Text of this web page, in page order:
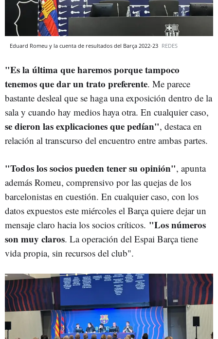
Eduard Romeu y la cuenta de resultados del Barça 2022-23 REDES
"Es la última que haremos porque tampoco
tenemos que dar un trato preferente. Me parece
bastante desleal que se haga una exposición dentro de la
sala y cuando hay medios haya otra. En cualquier caso,
se dieron las explicaciones que pedían", destaca en
relación al transcurso del encuentro entre ambas partes.
"Todos los socios pueden tener su opinión", apunta
además Romeu, comprensivo por las quejas de los
barcelonistas en cuestión. En cualquier caso, con los
datos expuestos este miércoles el Barça quiere dejar un
mensaje claro hacia los socios críticos. "Los números
son muy claros. La operación del Espai Barça tiene
vida propia, sin recursos del club".